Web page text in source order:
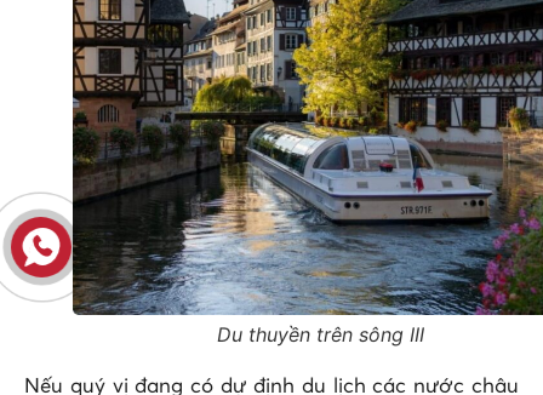
Du thuyền trên sông III
Nếu quý vị đang có dự định du lịch các nước châu